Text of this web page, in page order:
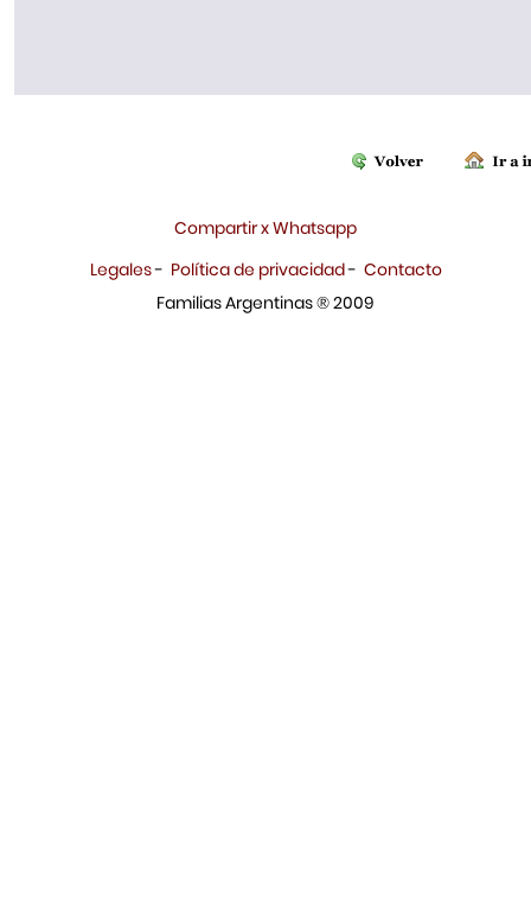
Compartir x Whatsapp
Legales- Política de privacidad- Contacto
Familias Argentinas ® 2009